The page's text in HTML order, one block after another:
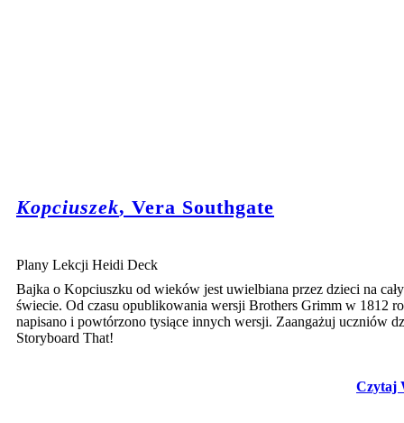
Kopciuszek, Vera Southgate
Plany Lekcji Heidi Deck
Bajka o Kopciuszku od wieków jest uwielbiana przez dzieci na
świecie. Od czasu opublikowania wersji Brothers Grimm w 1812
napisano i powtórzono tysiące innych wersji. Zaangażuj uczniów
Storyboard That!
Czytaj